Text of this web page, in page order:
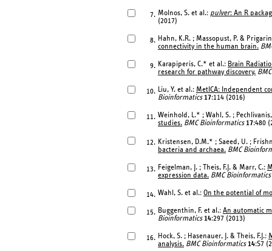
7. Molnos, S. et al.: pulver: An R
(2017)
8. Hahn, K.R. ; Massopust, P. &
connectivity in the human brain.
9. Karapiperis, C.* et al.: Brain
research for pathway discovery.
10. Liu, Y. et al.: MetICA: Independent
Bioinformatics 17:114 (2016)
11. Weinhold, L.* ; Wahl, S. ;
studies. BMC Bioinformatics 17:480
12. Kristensen, D.M.* ; Saeed, U. ;
bacteria and archaea. BMC
13. Feigelman, J. ; Theis, F.J. & Marr, C.:
expression data. BMC Bioinformatics
14. Wahl, S. et al.: On the potential of
15. Buggenthin, F. et al.: An automatic
Bioinformatics 14:297 (2013)
16. Hock, S. ; Hasenauer, J. & Theis, F.J.:
analysis. BMC Bioinformatics 14:S7